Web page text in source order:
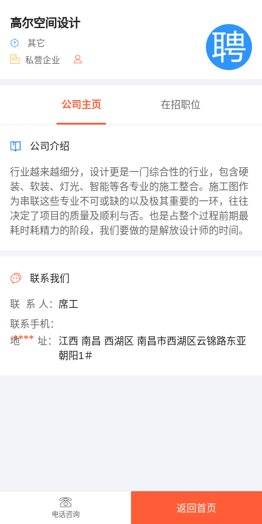
高尔空间设计
其它
私营企业
公司主页 在招职位
公司介绍
行业越来越细分，设计更是一门综合性的行业，包含硬
装、软装、灯光、智能等各专业的施工整合。施工图作
为串联这些专业不可或缺的以及极其重要的一环，往往
决定了项目的质量及顺利与否。也是占整个过程前期最
耗时耗精力的阶段，我们要做的是解放设计师的时间。
联系我们
联 系 人： 席工
联系手机：
****
地 址：
江西 南昌 西湖区 南昌市西湖区云锦路东亚
朝阳1＃
电话咨询
返回首页